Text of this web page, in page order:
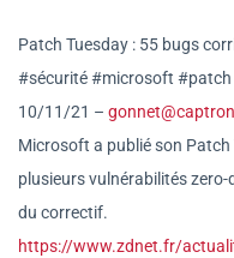
Patch Tuesday : 55 bugs
#sécurité #microsoft #patch
10/11/21 –
Microsoft a publié son Patch
plusieurs vulnérabilités
du correctif.
https://www.zdnet.fr/